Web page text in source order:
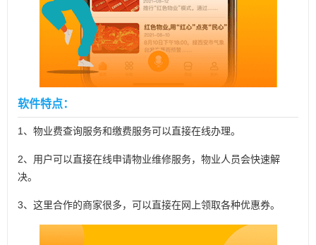
软件特点：
1、物业费查询服务和缴费服务可以直接在线办理。
2、用户可以直接在线申请物业维修服务，物业人员会快速解
决。
3、这里合作的商家很多，可以直接在网上领取各种优惠券。